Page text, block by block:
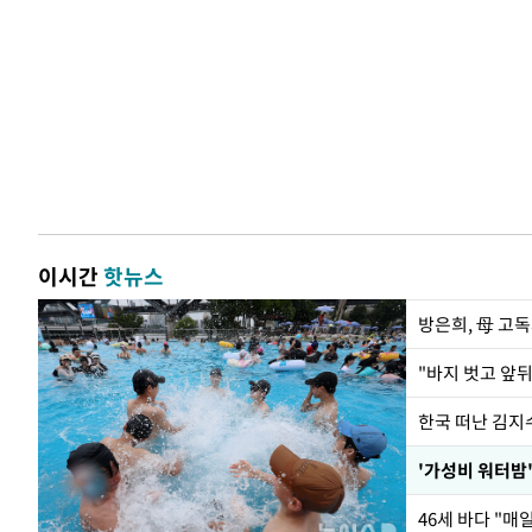
이시간핫뉴스
방은희, 母 고
한국 떠난 김